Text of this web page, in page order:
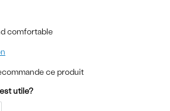
comfortable
ce produit
utile?